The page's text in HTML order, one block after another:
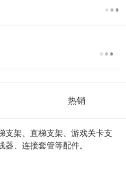
热销
支架、直梯支架、游戏关卡支
、连接套管等配件。